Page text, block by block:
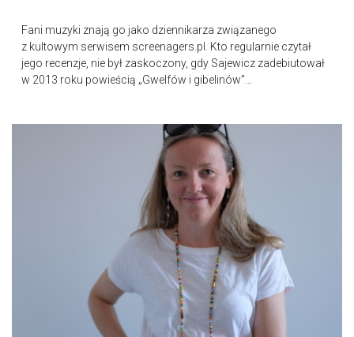
Fani muzyki znają go jako dziennikarza związanego
z kultowym serwisem screenagers.pl. Kto regularnie czytał
jego recenzje, nie był zaskoczony, gdy Sajewicz zadebiutował
w 2013 roku powieścią „Gwelfów i gibelinów”...